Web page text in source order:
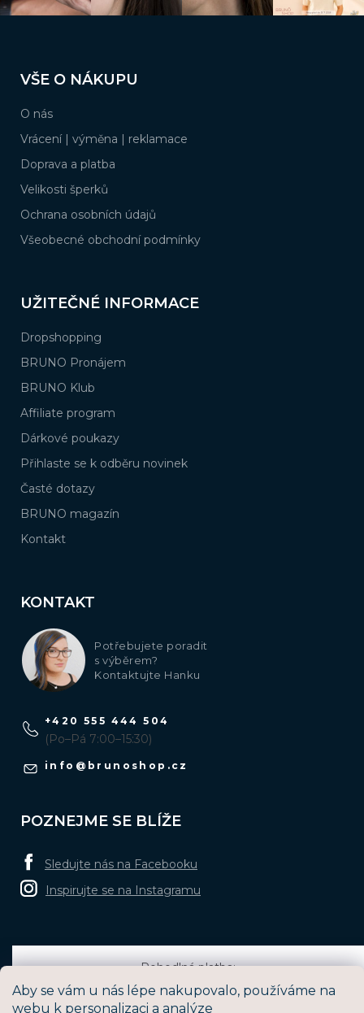
Aby se vám u nás lépe nakupovalo, používáme na
webu k personalizaci a analýze
pVŠE O NÁKUPU
O nás
Vrácení | výměna | reklamace
Doprava a platba
Velikosti šperků
Ochrana osobních údajů
Všeobecné obchodní podmínky
UŽITEČNÉ INFORMACE
Dropshopping
BRUNO Pronájem
BRUNO Klub
Affiliate program
Dárkové poukazy
Přihlaste se k odběru novinek
Časté dotazy
BRUNO magazín
Kontakt
KONTAKT
Potřebujete poradit
s výběrem?
Kontaktujte Hanku
info @ brunoshop.cz
+420 555 444 504
(Po–Pá 7:00–15:30)
POZNEJME SE BLÍŽE
Sledujte nás na Facebooku
Inspirujte se na Instagramu
Pohodlná platba: